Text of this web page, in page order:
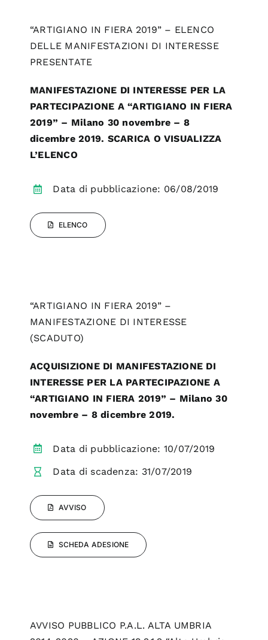
“ARTIGIANO IN FIERA 2019” – ELENCO
DELLE MANIFESTAZIONI DI INTERESSE
PRESENTATE
MANIFESTAZIONE DI INTERESSE PER LA
PARTECIPAZIONE A “ARTIGIANO IN FIERA
2019” – Milano 30 novembre – 8
dicembre 2019. SCARICA O VISUALIZZA
L’ELENCO
Data di pubblicazione: 06/08/2019
ELENCO
“ARTIGIANO IN FIERA 2019” –
MANIFESTAZIONE DI INTERESSE
(SCADUTO)
ACQUISIZIONE DI MANIFESTAZIONE DI
INTERESSE PER LA PARTECIPAZIONE A
“ARTIGIANO IN FIERA 2019” – Milano 30
novembre – 8 dicembre 2019.
Data di pubblicazione: 10/07/2019
Data di scadenza: 31/07/2019
AVVISO
SCHEDA ADESIONE
AVVISO PUBBLICO P.A.L. ALTA UMBRIA